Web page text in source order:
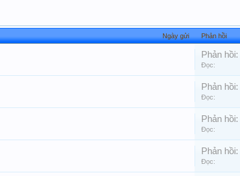
Ngày gửi Phản hồi
Phản hồi:
Đọc:
Phản hồi:
Đọc:
Phản hồi:
Đọc:
Phản hồi:
Đọc: